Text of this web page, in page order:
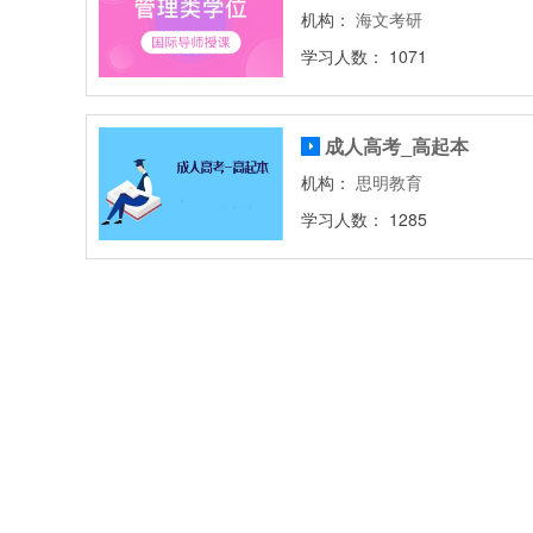
机构： 海文考研
学习人数： 1071
成人高考_高起本
机构： 思明教育
学习人数： 1285